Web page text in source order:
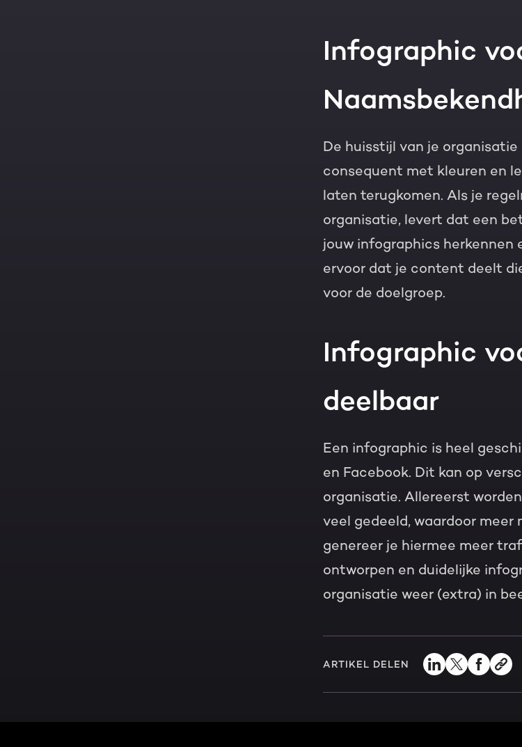
Infographic
De huisstijl van je
consequent met kleuren en
laten terugkomen. Als je
organisatie, levert dat een
jouw infographics herkennen
ervoor dat je content deelt
voor de doelgroep.
Infographic
deelbaar
Een infographic is heel
en Facebook. Dit kan op
organisatie. Allereerst
veel gedeeld, waardoor meer
genereer je hiermee meer
ontworpen en duidelijke
organisatie weer (extra) in
ARTIKEL DELEN